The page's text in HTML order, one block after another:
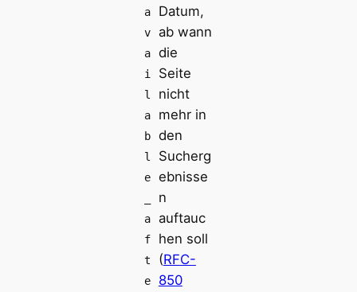
a
v
a
i
l
a
b
l
e
a
f
t
e
Datum,
ab wann
die
Seite
nicht
mehr in
den
Sucherg
ebnisse
n
auftauc
hen soll
(RFC-
850